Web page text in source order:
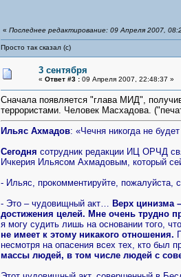
« Последнее редактирование: 09 Апреля 2007,
Просто так сказал (с)
3 сентября
« Ответ #3 :09 Апреля 2007, 22:48:37 »
Сначала появляется "глава МИД",
террористами. Человек Масхадова.
Ильяс Ахмадов: «Чечня никогда не
Сегодня сотрудник редакции ИЦ ОРЧД
Ичкерия Ильясом Ахмадовым, который
- Ильяс, прокомментируйте, пожалуйста,
- Это – чудовищный акт… Верх цинизма
достижения целей. Мне очень трудно
я могу судить лишь на основании того,
не имеет к этому никакого отношения.
несмотря на опасения всех тех, кто был
массы людей, в том числе людей с